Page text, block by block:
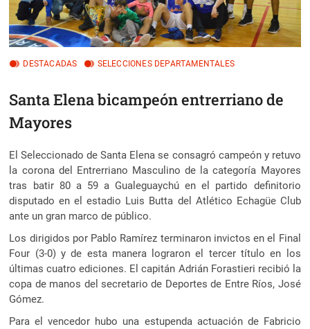
DESTACADAS SELECCIONES DEPARTAMENTALES
Santa Elena bicampeón entrerriano de
Mayores
El Seleccionado de Santa Elena se consagró campeón y retuvo
la corona del Entrerriano Masculino de la categoría Mayores
tras batir 80 a 59 a Gualeguaychú en el partido definitorio
disputado en el estadio Luis Butta del Atlético Echagüe Club
ante un gran marco de público.
Los dirigidos por Pablo Ramírez terminaron invictos en el Final
Four (3-0) y de esta manera lograron el tercer título en los
últimas cuatro ediciones. El capitán Adrián Forastieri recibió la
copa de manos del secretario de Deportes de Entre Ríos, José
Gómez.
Para el vencedor hubo una estupenda actuación de Fabricio